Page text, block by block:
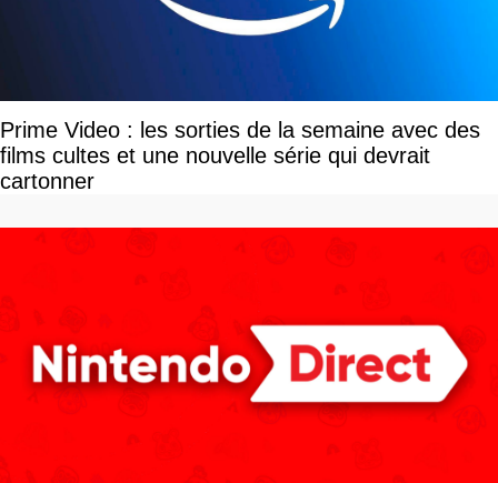
Prime Video : les sorties de la semaine avec des
films cultes et une nouvelle série qui devrait
cartonner